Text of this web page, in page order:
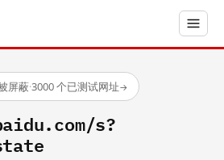
屏蔽·3000 个已测试网址→
s?